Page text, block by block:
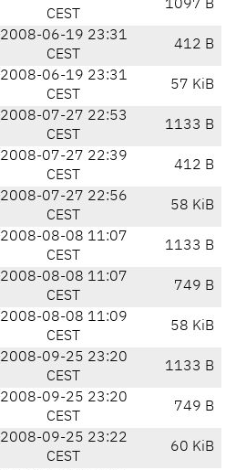
CEST
1097 B
2008-06-19 23:31
CEST
412 B
2008-06-19 23:31
CEST
57 KiB
2008-07-27 22:53
CEST
1133 B
2008-07-27 22:39
CEST
412 B
2008-07-27 22:56
CEST
58 KiB
2008-08-08 11:07
CEST
1133 B
2008-08-08 11:07
CEST
749 B
2008-08-08 11:09
CEST
58 KiB
2008-09-25 23:20
CEST
1133 B
2008-09-25 23:20
CEST
749 B
2008-09-25 23:22
CEST
60 KiB